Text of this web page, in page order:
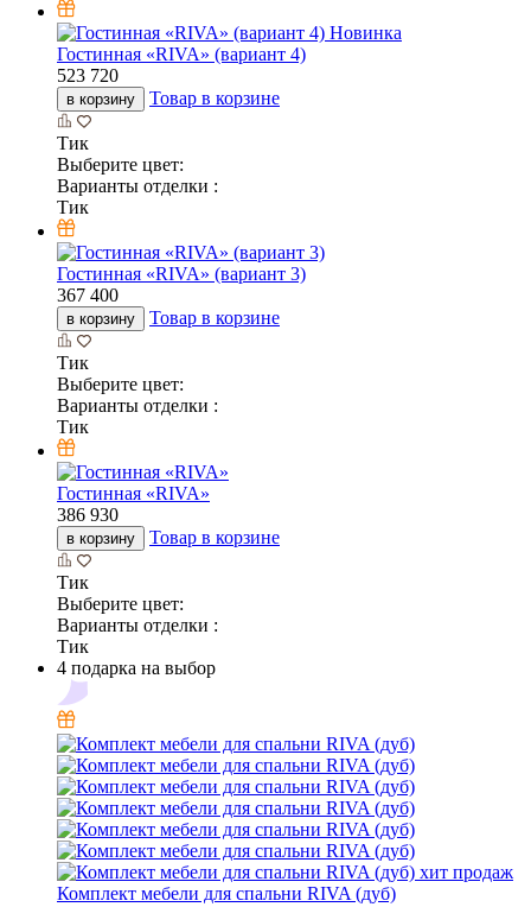
Новинка
Гостинная «RIVA» (вариант 4)
523 720
в корзину Товар в корзине
Тик
Выберите цвет:
Варианты отделки :
Тик
Гостинная «RIVA» (вариант 3)
367 400
в корзину Товар в корзине
Тик
Выберите цвет:
Варианты отделки :
Тик
Гостинная «RIVA»
386 930
в корзину Товар в корзине
Тик
Выберите цвет:
Варианты отделки :
Тик
4 подарка на выбор
хит продаж
Комплект мебели для спальни RIVA (дуб)